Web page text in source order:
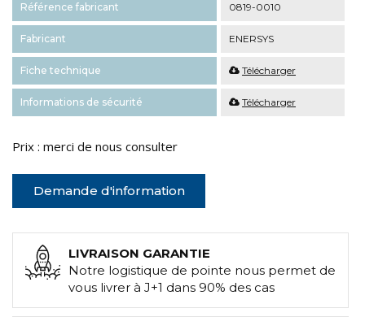
Référence fabricant 0819-0010
Fabricant ENERSYS
Fiche technique Télécharger
Informations de sécurité Télécharger
Prix : merci de nous consulter
Demande d'information
LIVRAISON GARANTIE
Notre logistique de pointe nous permet de
vous livrer à J+1 dans 90% des cas